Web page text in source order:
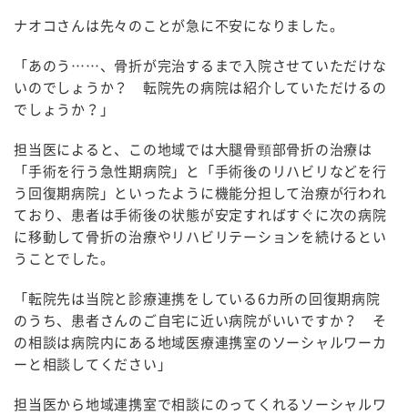
ナオコさんは先々のことが急に不安になりました。
「あのう……、骨折が完治するまで入院させていただけな
いのでしょうか？ 転院先の病院は紹介していただけるの
でしょうか？」
担当医によると、この地域では大腿骨頸部骨折の治療は
「手術を行う急性期病院」と「手術後のリハビリなどを行
う回復期病院」といったように機能分担して治療が行われ
ており、患者は手術後の状態が安定すればすぐに次の病院
に移動して骨折の治療やリハビリテーションを続けるとい
うことでした。
「転院先は当院と診療連携をしている6カ所の回復期病院
のうち、患者さんのご自宅に近い病院がいいですか？ そ
の相談は病院内にある地域医療連携室のソーシャルワーカ
ーと相談してください」
担当医から地域連携室で相談にのってくれるソーシャルワ